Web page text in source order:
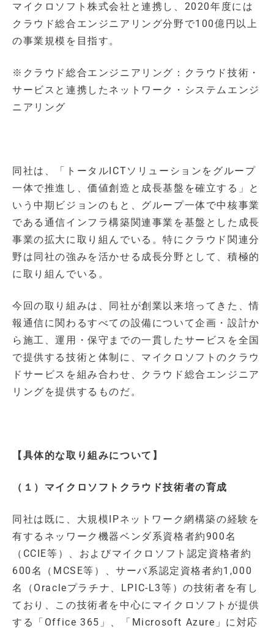
マイクロソフト株式会社と連携し、2020年度には
クラウド総合エンジニアリング分野で100億円以上
の事業規模を目指す。
※クラウド総合エンジニアリング：クラウド技術・
サービスと連携したネットワーク・システムエンジ
ニアリング
同社は、「トータルICTソリューションをグループ
一体で推進し、価値創造と成長基盤を確立する」と
いう中期ビジョンのもと、グループ一体で中核事業
である通信インフラ構築関連事業を基盤とした成長
事業の拡大に取り組んでいる。特にクラウド関連分
野は同社の強みを活かせる成長分野として、積極的
に取り組んでいる。
今回の取り組みは、同社が創業以来培ってきた、情
報通信に関わるすべての設備について企画・設計か
ら施工、運用・保守までの一貫したサービスを全国
で提供する技術と体制に、マイクロソフトのクラウ
ドサービスを組み合わせ、クラウド総合エンジニア
リングを提供するものだ。
【具体的な取り組みについて】
（１）マイクロソフトクラウド技術者の育成
同社は既に、大規模IPネットワーク網構築の経験を
有するネッワーク機器ベンダ系資格者約900名
（CCIE等）、およびマイクロソフト認定資格者約
600名（MCSE等）、サーバ系認定資格者約1,000
名（Oracleプラチナ、LPIC-L3等）の技術者を有し
ており、この技術者を中心にマイクロソフトが提供
する「Office 365」、「Microsoft Azure」に対応